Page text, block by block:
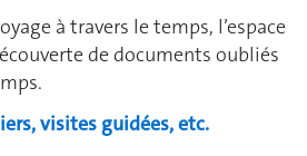
à travers le temps, l’espace
de documents oubliés
visites guidées, etc.